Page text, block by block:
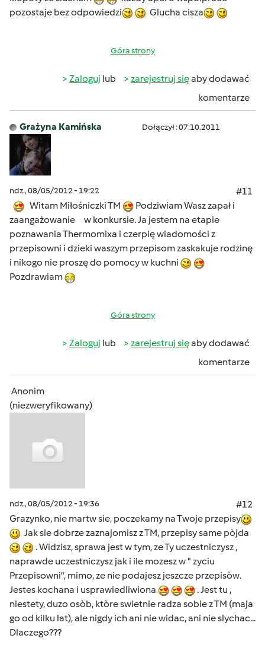
pozostaje bez odpowiedzi
Glucha cisza
Góra strony
Zaloguj lub zarejestruj sięaby dodawać
komentarze
Grażyna Kamińska Dołączył : 07.10.2011
ndz., 08/05/2012 - 19:22
#11
Witam Miłośniczki TM
Podziwiam Wasz zapał i
zaangażowanie w konkursie. Ja jestem na etapie
poznawania Thermomixa i czerpię wiadomości z
przepisowni i dzieki waszym przepisom zaskakuje rodzinę
i nikogo nie proszę do pomocy w kuchni
Pozdrawiam
Góra strony
Zaloguj lub zarejestruj sięaby dodawać
komentarze
Anonim
(niezweryfikowany)
ndz., 08/05/2012 - 19:36
#12
Grazynko, nie martw sie, poczekamy na Twoje przepisy
Jak sie dobrze zaznajomisz z TM, przepisy same pòjda
. Widzisz, sprawa jest w tym, ze Ty uczestniczysz ,
naprawde uczestniczysz jak i ile mozesz w " zyciu
Przepisowni", mimo, ze nie podajesz jeszcze przepisòw.
Jestes kochana i usprawiedliwiona
. Jest tu ,
niestety, duzo osòb, ktòre swietnie radza sobie z TM (maja
go od kilku lat), ale nigdy ich ani nie widac, ani nie slychac...
Dlaczego???